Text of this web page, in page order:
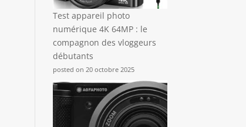
Test appareil photo
numérique 4K 64MP : le
compagnon des vloggeurs
débutants
posted on 20 octobre 2025